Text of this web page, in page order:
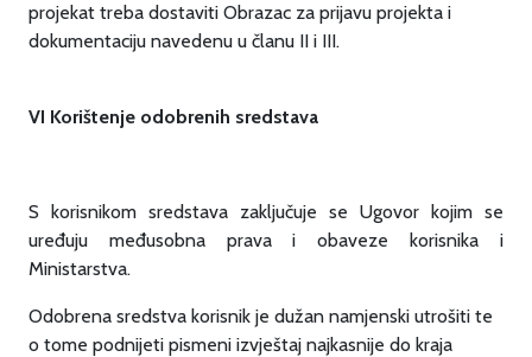
projekat treba dostaviti Obrazac za prijavu projekta i
dokumentaciju navedenu u članu II i III.
VI Korištenje odobrenih sredstava
S korisnikom sredstava zaključuje se Ugovor kojim se
uređuju međusobna prava i obaveze korisnika i
Ministarstva.
Odobrena sredstva korisnik je dužan namjenski utrošiti te
o tome podnijeti pismeni izvještaj najkasnije do kraja